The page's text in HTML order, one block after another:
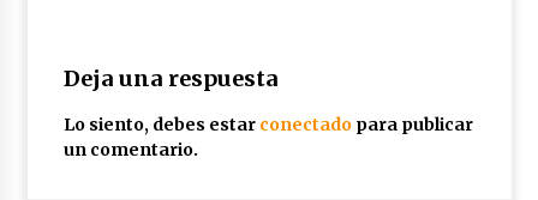
Deja una respuesta
Lo siento, debes estar conectadopara publicar
un comentario.